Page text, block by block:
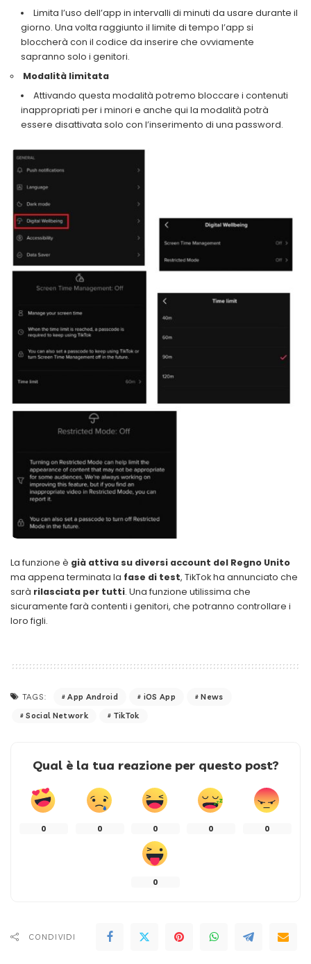
Limita l’uso dell’app in intervalli di minuti da usare durante il
giorno. Una volta raggiunto il limite di tempo l’app si
bloccherà con il codice da inserire che ovviamente
sapranno solo i genitori.
Modalità limitata
Attivando questa modalità potremo bloccare i contenuti
inappropriati per i minori e anche qui la modalità potrà
essere disattivata solo con l’inserimento di una password.
La funzione è già attiva su diversi account del Regno Unito
ma appena terminata la fase di test, TikTok ha annunciato che
sarà rilasciata per tutti. Una funzione utilissima che
sicuramente farà contenti i genitori, che potranno controllare i
loro figli.
TAGS: App Android iOS App
News
Social Network
TikTok
Qual è la tua reazione per questo post?
0 0 0 0 0
0
CONDIVIDI